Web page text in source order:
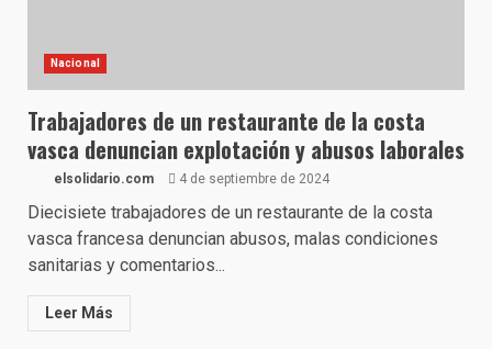
Nacional
Trabajadores de un restaurante de la costa
vasca denuncian explotación y abusos laborales
elsolidario.com 4 de septiembre de 2024
Diecisiete trabajadores de un restaurante de la costa
vasca francesa denuncian abusos, malas condiciones
sanitarias y comentarios...
Leer Más